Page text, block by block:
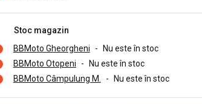
Stoc magazin
BBMoto Gheorgheni
-
Nu este în stoc
BBMoto Otopeni
-
Nu este în stoc
BBMoto Câmpulung M.
- Nu este în stoc